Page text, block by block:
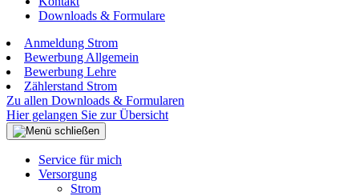
Downloads & Formulare
Anmeldung Strom
Bewerbung Allgemein
Bewerbung Lehre
Zählerstand Strom
Zu allen Downloads & Formularen
Hier gelangen Sie zur Übersicht
Service für mich
Versorgung
Strom